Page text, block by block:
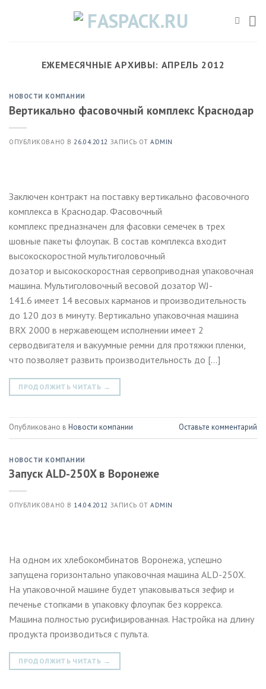
ЕЖЕМЕСЯЧНЫЕ АРХИВЫ: АПРЕЛЬ 2012
НОВОСТИ КОМПАНИИ
Вертикально фасовочный комплекс Краснодар
ОПУБЛИКОВАНО В 26.04.2012 ЗАПИСЬ ОТADMIN
Заключен контракт на поставку вертикально фасовочного
комплекса в Краснодар. Фасовочный
комплекс предназначен для фасовки семечек в трех
шовные пакеты флоупак. В состав комплекса входит
высокоскоростной мультиголовочный
дозатор и высокоскоростная сервоприводная упаковочная
машина. Мультиголовочный весовой дозатор WJ-
141.6 имеет 14 весовых карманов и производительность
до 120 доз в минуту. Вертикально упаковочная машина
BRX 2000 в нержавеющем исполнении имеет 2
серводвигателя и вакуумные ремни для протяжки пленки,
что позволяет развить производительность до […]
ПРОДОЛЖИТЬ ЧИТАТЬ →
Опубликовано в Новости компании Оставьте комментарий
НОВОСТИ КОМПАНИИ
Запуск ALD-250X в Воронеже
ОПУБЛИКОВАНО В 14.04.2012 ЗАПИСЬ ОТADMIN
На одном их хлебокомбинатов Воронежа, успешно
запущена горизонтально упаковочная машина ALD-250X.
На упаковочной машине будет упаковываться зефир и
печенье стопками в упаковку флоупак без коррекса.
Машина полностью русифицированная. Настройка на длину
продукта производиться с пульта.
ПРОДОЛЖИТЬ ЧИТАТЬ →